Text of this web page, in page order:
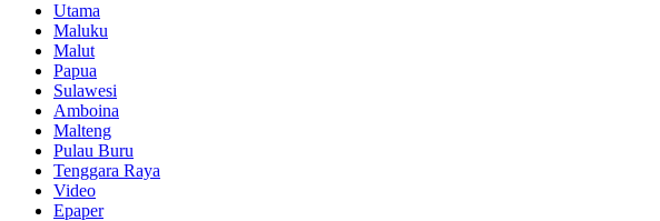
Utama
Maluku
Malut
Papua
Sulawesi
Amboina
Malteng
Pulau Buru
Tenggara Raya
Video
Epaper